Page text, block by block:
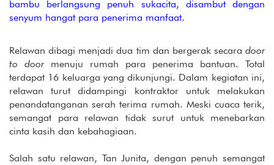
bambu berlangsung penuh sukacita, disambut dengan
senyum hangat para penerima manfaat.
Relawan dibagi menjadi dua tim dan bergerak secara door
to doormenuju rumah para penerima bantuan. Total
terdapat 16 keluarga yang dikunjungi. Dalam kegiatan ini,
relawan turut didampingi kontraktor untuk melakukan
penandatanganan serah terima rumah. Meski cuaca terik,
semangat para relawan tidak surut untuk menebarkan
cinta kasih dan kebahagiaan.
Salah satu relawan, Tan Junita, dengan penuh semangat